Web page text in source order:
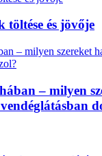
töltése és jövője
– milyen